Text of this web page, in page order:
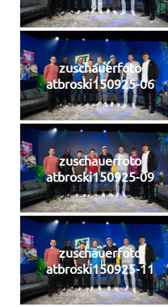
zuschauerfoto
atbroski150925-06
zuschauerfoto
atbroski150925-09
zuschauerfoto
atbroski150925-11